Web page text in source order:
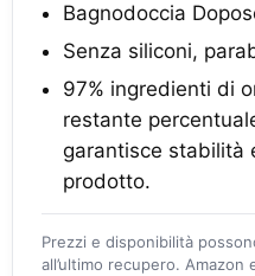
Bagnodoccia
Senza siliconi,
97% ingredienti di
restante
garantisce stabilità
prodotto.
Prezzi e disponibilità
all’ultimo recupero.